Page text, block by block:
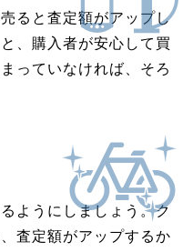
ると査定額がアップし
、購入者が安心して買
っていなければ、そろ
ようにしましょう。ク
査定額がアップするか